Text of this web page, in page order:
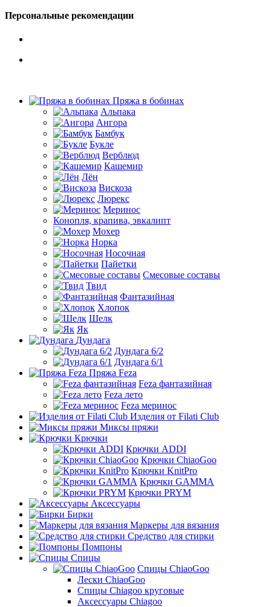
Персональные рекомендации
Пряжа в бобинах
Альпака
Ангора
Бамбук
Букле
Верблюд
Кашемир
Лён
Вискоза
Люрекс
Меринос
Конопля, крапива, эвкалипт
Мохер
Норка
Носочная
Пайетки
Смесовые составы
Твид
Фантазийная
Хлопок
Шелк
Як
Дундага
Дундага 6/2
Дундага 6/1
Пряжа Feza
Feza фантазийная
Feza лето
Feza меринос
Изделия от Filati Club
Миксы пряжи
Крючки
Крючки ADDI
Крючки ChiaoGoo
Крючки KnitPro
Крючки GAMMA
Крючки PRYM
Аксессуары
Бирки
Маркеры для вязания
Средство для стирки
Помпоны
Спицы
Спицы ChiaoGoo
Лески ChiaoGoo
Cпицы Сhiagoo круговые
Аксессуары Chiagoo